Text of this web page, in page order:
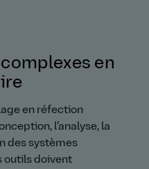
en
en réfection
l’analyse, la
des systèmes
outils doivent